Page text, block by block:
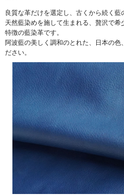
ェ
ー
ピ
ー
良質な革だけを選定し、古くから続く
天然藍染めを施して生まれる、贅沢で
特徴の藍染革です。
阿波藍の美しく調和のとれた、日本の色
ださい。